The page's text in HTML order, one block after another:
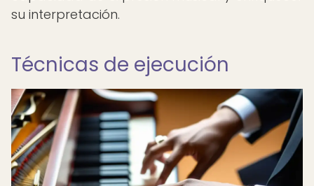
su interpretación.
Técnicas de ejecución